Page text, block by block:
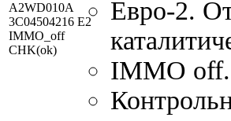
A2WD010A
3C04504216 E2
IMMO_off
CHK(ok)
Евро-2.
IMMO